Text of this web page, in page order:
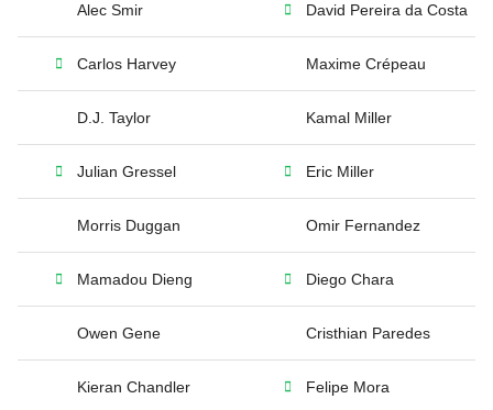
Alec Smir David Pereira da Costa
Carlos Harvey Maxime Crépeau
D.J. Taylor Kamal Miller
Julian Gressel Eric Miller
Morris Duggan Omir Fernandez
Mamadou Dieng Diego Chara
Owen Gene Cristhian Paredes
Kieran Chandler Felipe Mora